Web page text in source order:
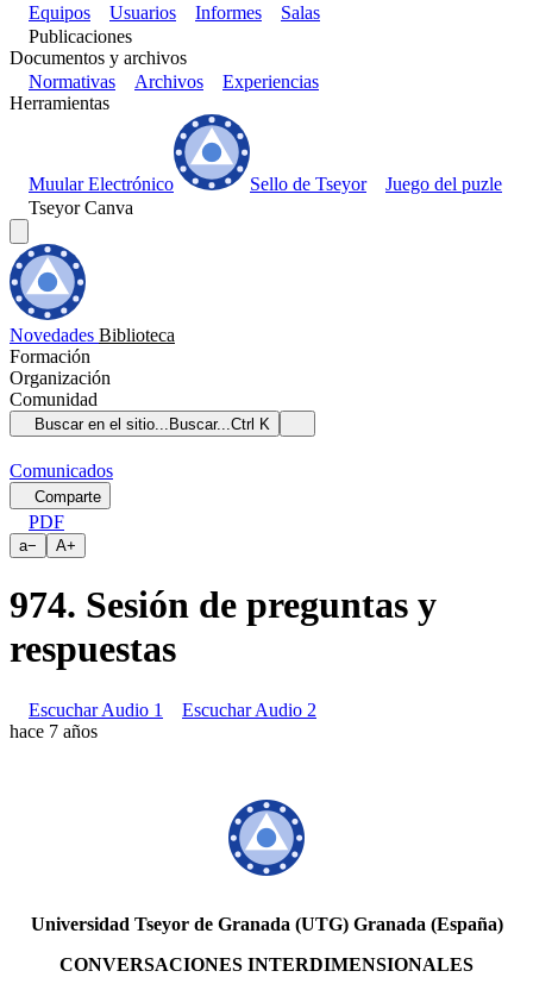
Equipos
Usuarios Informes
Salas
Publicaciones
Documentos y archivos
Normativas
Archivos
Experiencias
Herramientas
Muular Electrónico Sello de Tseyor
Juego del puzle
Tseyor Canva
Novedades Biblioteca
Formación
Organización
Comunidad
Buscar en el sitio... Buscar...Ctrl K
Comunicados
Comparte
PDF
a− A+
974. Sesión de preguntas y
respuestas
Escuchar Audio 1
Escuchar Audio 2
hace 7 años
Universidad Tseyor de Granada (UTG) Granada (España)
CONVERSACIONES INTERDIMENSIONALES